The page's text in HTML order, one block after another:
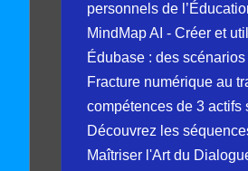
personnels de
MindMap AI - Créer et
Édubase : des
Fracture numérique au
compétences de 3 actifs
Découvrez les
Maîtriser l'Art du